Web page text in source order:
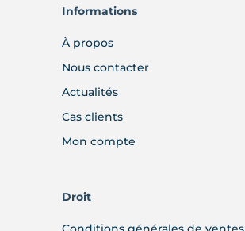
Informations
À propos
Nous contacter
Actualités
Cas clients
Mon compte
Droit